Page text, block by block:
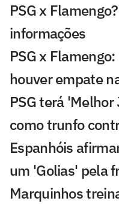
PSG x
informações
PSG x
houver empate
PSG terá
como trunfo
Espanhóis
um 'Golias' pela
Marquinhos